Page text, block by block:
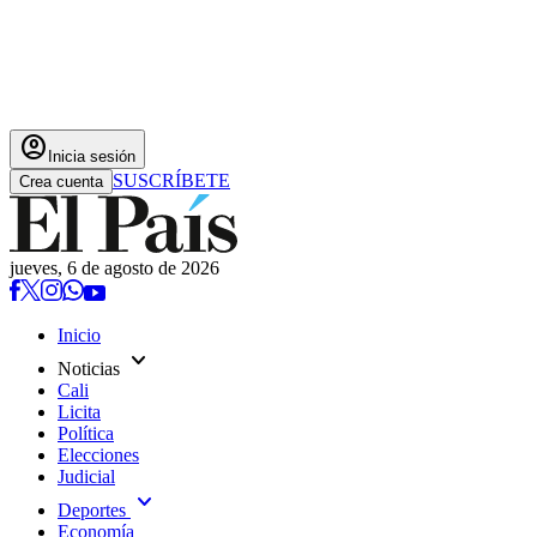
account_circle Inicia sesión
Crea cuenta SUSCRÍBETE
jueves, 6 de agosto de 2026
Inicio
Noticias expand_more
Cali
Licita
Política
Elecciones
Judicial
Deportes expand_more
Economía